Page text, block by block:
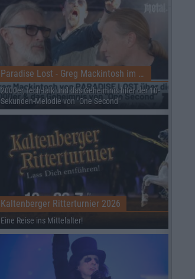
Paradise Lost - Greg Mackintosh im Interview auf dem RHZ
2000er, tech-talk und das Geheimnis hiter der 10-
Sekunden-Melodie von "One Second"
Kaltenberger Ritterturnier 2026
Eine Reise ins Mittelalter!